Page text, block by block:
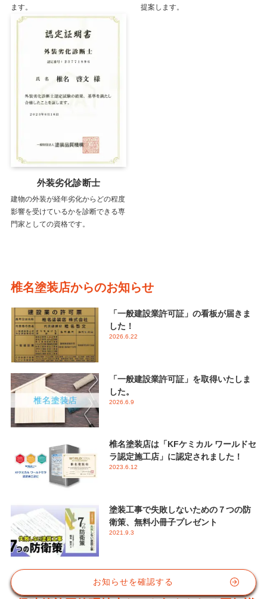
ます。
提案します。
外装劣化診断士
建物の外装が経年劣化からどの程度
影響を受けているかを診断できる専
門家としての資格です。
椎名塗装店からのお知らせ
「一般建設業許可証」の看板が届きま
した！
2026.6.22
「一般建設業許可証」を取得いたしま
した。
2026.6.9
椎名塗装店は「KFケミカル ワールドセ
ラ認定施工店」に認定されました！
2023.6.12
塗装工事で失敗しないための７つの防
衛策、無料小冊子プレゼント
2021.9.3
お知らせを確認する